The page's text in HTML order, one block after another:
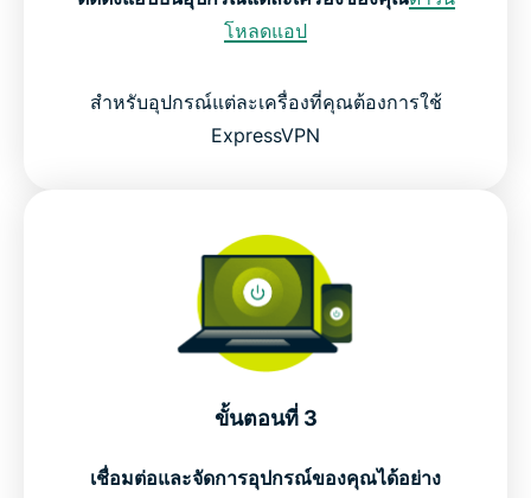
โหลดแอป
สำหรับอุปกรณ์แต่ละเครื่องที่คุณต้องการใช้
ExpressVPN
ขั้นตอนที่ 3
เชื่อมต่อและจัดการอุปกรณ์ของคุณได้อย่าง